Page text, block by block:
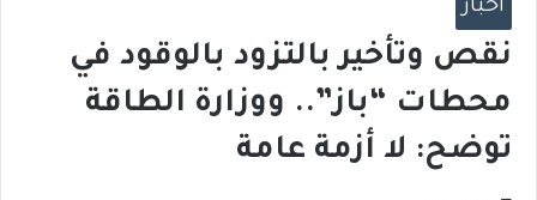
أخبار
نقص وتأخير بالتزود بالوقود في
محطات “باز”.. ووزارة الطاقة
توضح: لا أزمة عامة